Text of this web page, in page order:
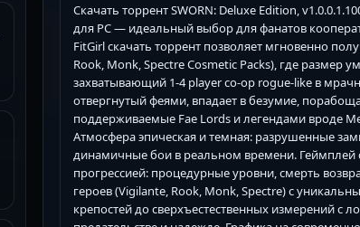
Скачать торрент SWORN: Deluxe Edition,
для PC — идеальный выбор для фанатов
FitGirl скачать торрент позволяет мгновенно
Rook, Monk, Spectre Cosmetic Packs), где размер
захватывающий 1-4 player co-op rogue-like в
отвергнутый феями, впадает в безумие,
поддерживаемые Fae Lords и легендами вроде
Атмосфера эпическая и темная: разрушенные
динамичные бои в реальном времени. Геймплей
прогрессией: процедурные уровни, смерть
героев (Vigilante, Rook, Monk, Spectre) с
крепостей до сверхъестественных измерений